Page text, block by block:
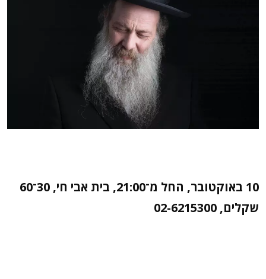
10 באוקטובר, החל מ־21:00, בית אבי חי, 30־60
שקלים, 02-6215300